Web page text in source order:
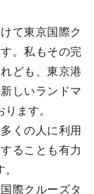
て東京国際ク
。私もその完
ども、東京港
しいランドマ
ます。
くの人に利用
ることも有力
際クルーズタ